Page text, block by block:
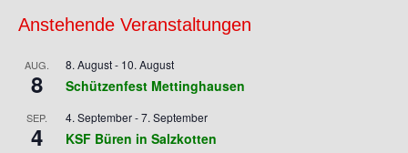
Anstehende Veranstaltungen
AUG.
8
8. August- 10. August
Schützenfest Mettinghausen
SEP.
4
4. September-7. September
KSF Büren in Salzkotten